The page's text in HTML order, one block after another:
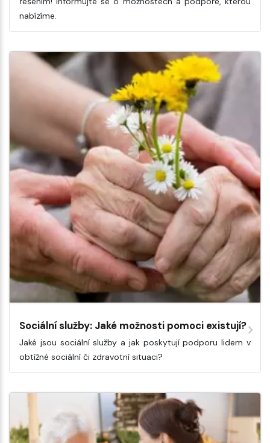
nabízíme.
Sociální služby: Jaké možnosti pomoci existují?
Jaké jsou sociální služby a jak poskytují podporu lidem v
obtížné sociální či zdravotní situaci?